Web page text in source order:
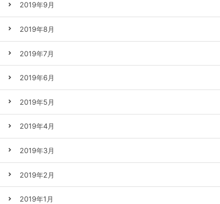
2019年9月
2019年8月
2019年7月
2019年6月
2019年5月
2019年4月
2019年3月
2019年2月
2019年1月